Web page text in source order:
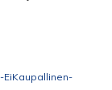
EiKaupallinen-